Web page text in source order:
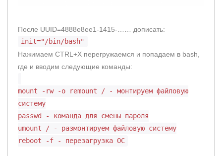
После UUID=4888e8ee1-1415-…… дописать:
init="/bin/bash"
Нажимаем CTRL+X перегружаемся и попадаем в bash,
где и вводим следующие команды:
mount -rw -o remount / - монтируем файловую
систему
passwd - команда для смены пароля
umount / - размонтируем файловую систему
reboot -f - перезагрузка ОС